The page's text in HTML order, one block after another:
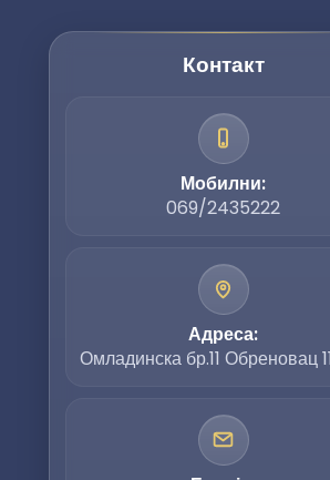
Контакт
Мобилни:
069/2435222
Адреса:
Омладинска бр.11 Обреновац